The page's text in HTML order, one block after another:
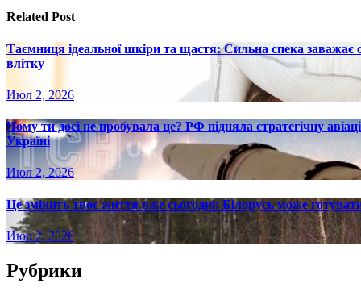
Related Post
Таємниця ідеальної шкіри та щастя: Сильна спека
влітку
Июл 2, 2026
Чому ти досі не пробувала це? РФ підняла стратегічну
Україні
Июл 2, 2026
Це змінить твоє життя вже сьогодні: Білорусь може
Июл 2, 2026
Рубрики